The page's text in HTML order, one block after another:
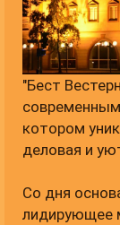
"Бест
котором
деловая и
Со дня
лидирующее